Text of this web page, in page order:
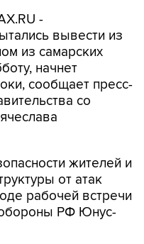
-
вывести из
из самарских
начнет
сообщает пресс-
со
жителей и
от атак
рабочей встречи
обороны РФ Юнус-